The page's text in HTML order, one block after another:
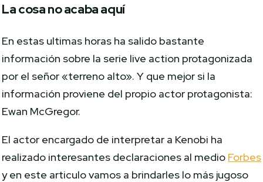
La cosa no acaba aquí
En estas ultimas horas ha salido bastante
información sobre la serie live action protagonizada
por el señor «terreno alto». Y que mejor si la
información proviene del propio actor protagonista:
Ewan McGregor.
El actor encargado de interpretar a Kenobi ha
realizado interesantes declaraciones al medio Forbes
y en este articulo vamos a brindarles lo más jugoso